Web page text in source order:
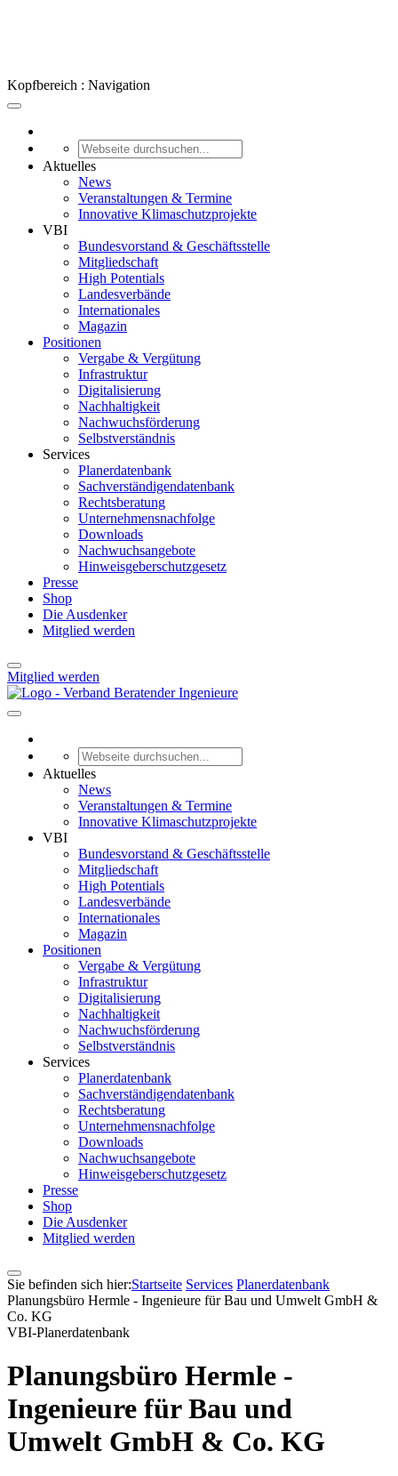
Kopfbereich : Navigation
Aktuelles
News
Veranstaltungen & Termine
Innovative Klimaschutzprojekte
VBI
Bundesvorstand & Geschäftsstelle
Mitgliedschaft
High Potentials
Landesverbände
Internationales
Magazin
Positionen
Vergabe & Vergütung
Infrastruktur
Digitalisierung
Nachhaltigkeit
Nachwuchsförderung
Selbstverständnis
Services
Planerdatenbank
Sachverständigendatenbank
Rechtsberatung
Unternehmensnachfolge
Downloads
Nachwuchsangebote
Hinweisgeberschutzgesetz
Presse
Shop
Die Ausdenker
Mitglied werden
Mitglied werden
Aktuelles
News
Veranstaltungen & Termine
Innovative Klimaschutzprojekte
VBI
Bundesvorstand & Geschäftsstelle
Mitgliedschaft
High Potentials
Landesverbände
Internationales
Magazin
Positionen
Vergabe & Vergütung
Infrastruktur
Digitalisierung
Nachhaltigkeit
Nachwuchsförderung
Selbstverständnis
Services
Planerdatenbank
Sachverständigendatenbank
Rechtsberatung
Unternehmensnachfolge
Downloads
Nachwuchsangebote
Hinweisgeberschutzgesetz
Presse
Shop
Die Ausdenker
Mitglied werden
Sie befinden sich hier:Startseite Services Pla­ner­daten­bank
Planungsbüro Hermle - Ingenieure für Bau und Umwelt GmbH &
Co. KG
VBI-Pla­ner­daten­bank
Planungsbüro Hermle -
Ingenieure für Bau und
Umwelt GmbH & Co. KG